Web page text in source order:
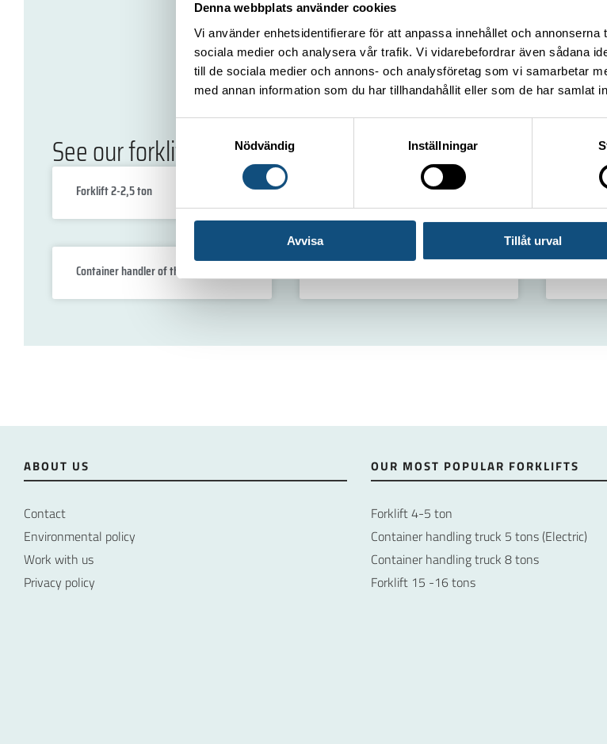
Denna webbplats använder cookies
Vi använder enhetsidentifierare för att anpassa innehållet och
sociala medier och analysera vår trafik. Vi vidarebefordrar även sådana
till de sociala medier och annons- och analysföretag som vi samarbetar
med annan information som du har tillhandahållit eller som de har samlat
Nödvändig
Inställningar
Avvisa Tillåt urval
See our forklifts
Forklift 2-2,5 ton
Container handler of the 5 ton (Diesel)
ABOUT US
Contact
Environmental policy
Work with us
Privacy policy
OUR MOST POPULAR FORKLIFTS
Forklift 4-5 ton
Container handling truck 5 tons (Electric)
Container handling truck 8 tons
Forklift 15 -16 tons